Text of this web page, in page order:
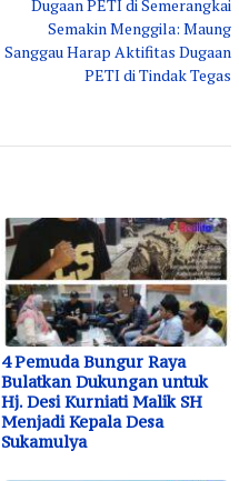
Dugaan PETI di Semerangkai
Semakin Menggila: Maung
Sanggau Harap Aktifitas Dugaan
PETI di Tindak Tegas
4 Pemuda Bungur Raya
Bulatkan Dukungan untuk
Hj. Desi Kurniati Malik SH
Menjadi Kepala Desa
Sukamulya